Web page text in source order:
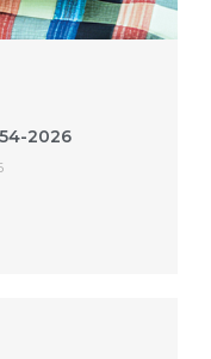
2026